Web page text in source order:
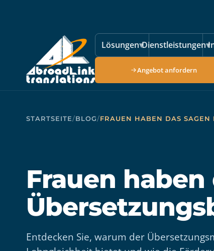
Lösungen▾Dienstleistungen▾
Angebot anfordern
STARTSEITE/BLOG/FRAUEN HABEN DAS SAGEN
Frauen
Entdecken Sie, warum der